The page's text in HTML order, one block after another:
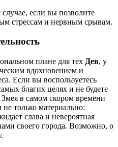
если вы позволите
стрессам и нервным срывам.
плане для тех Дев, у
вдохновением и
Если вы воспользуетесь
благих целях и не будете
в самом скором времени
только материально:
слава и невероятная
своего города. Возможно, о